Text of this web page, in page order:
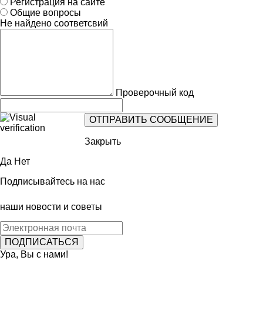
Общие вопросы
Не найдено соответсвий
Проверочный код
Закрыть
Да Нет
Подписывайтесь на нас
наши новости и советы
Ура, Вы с нами!